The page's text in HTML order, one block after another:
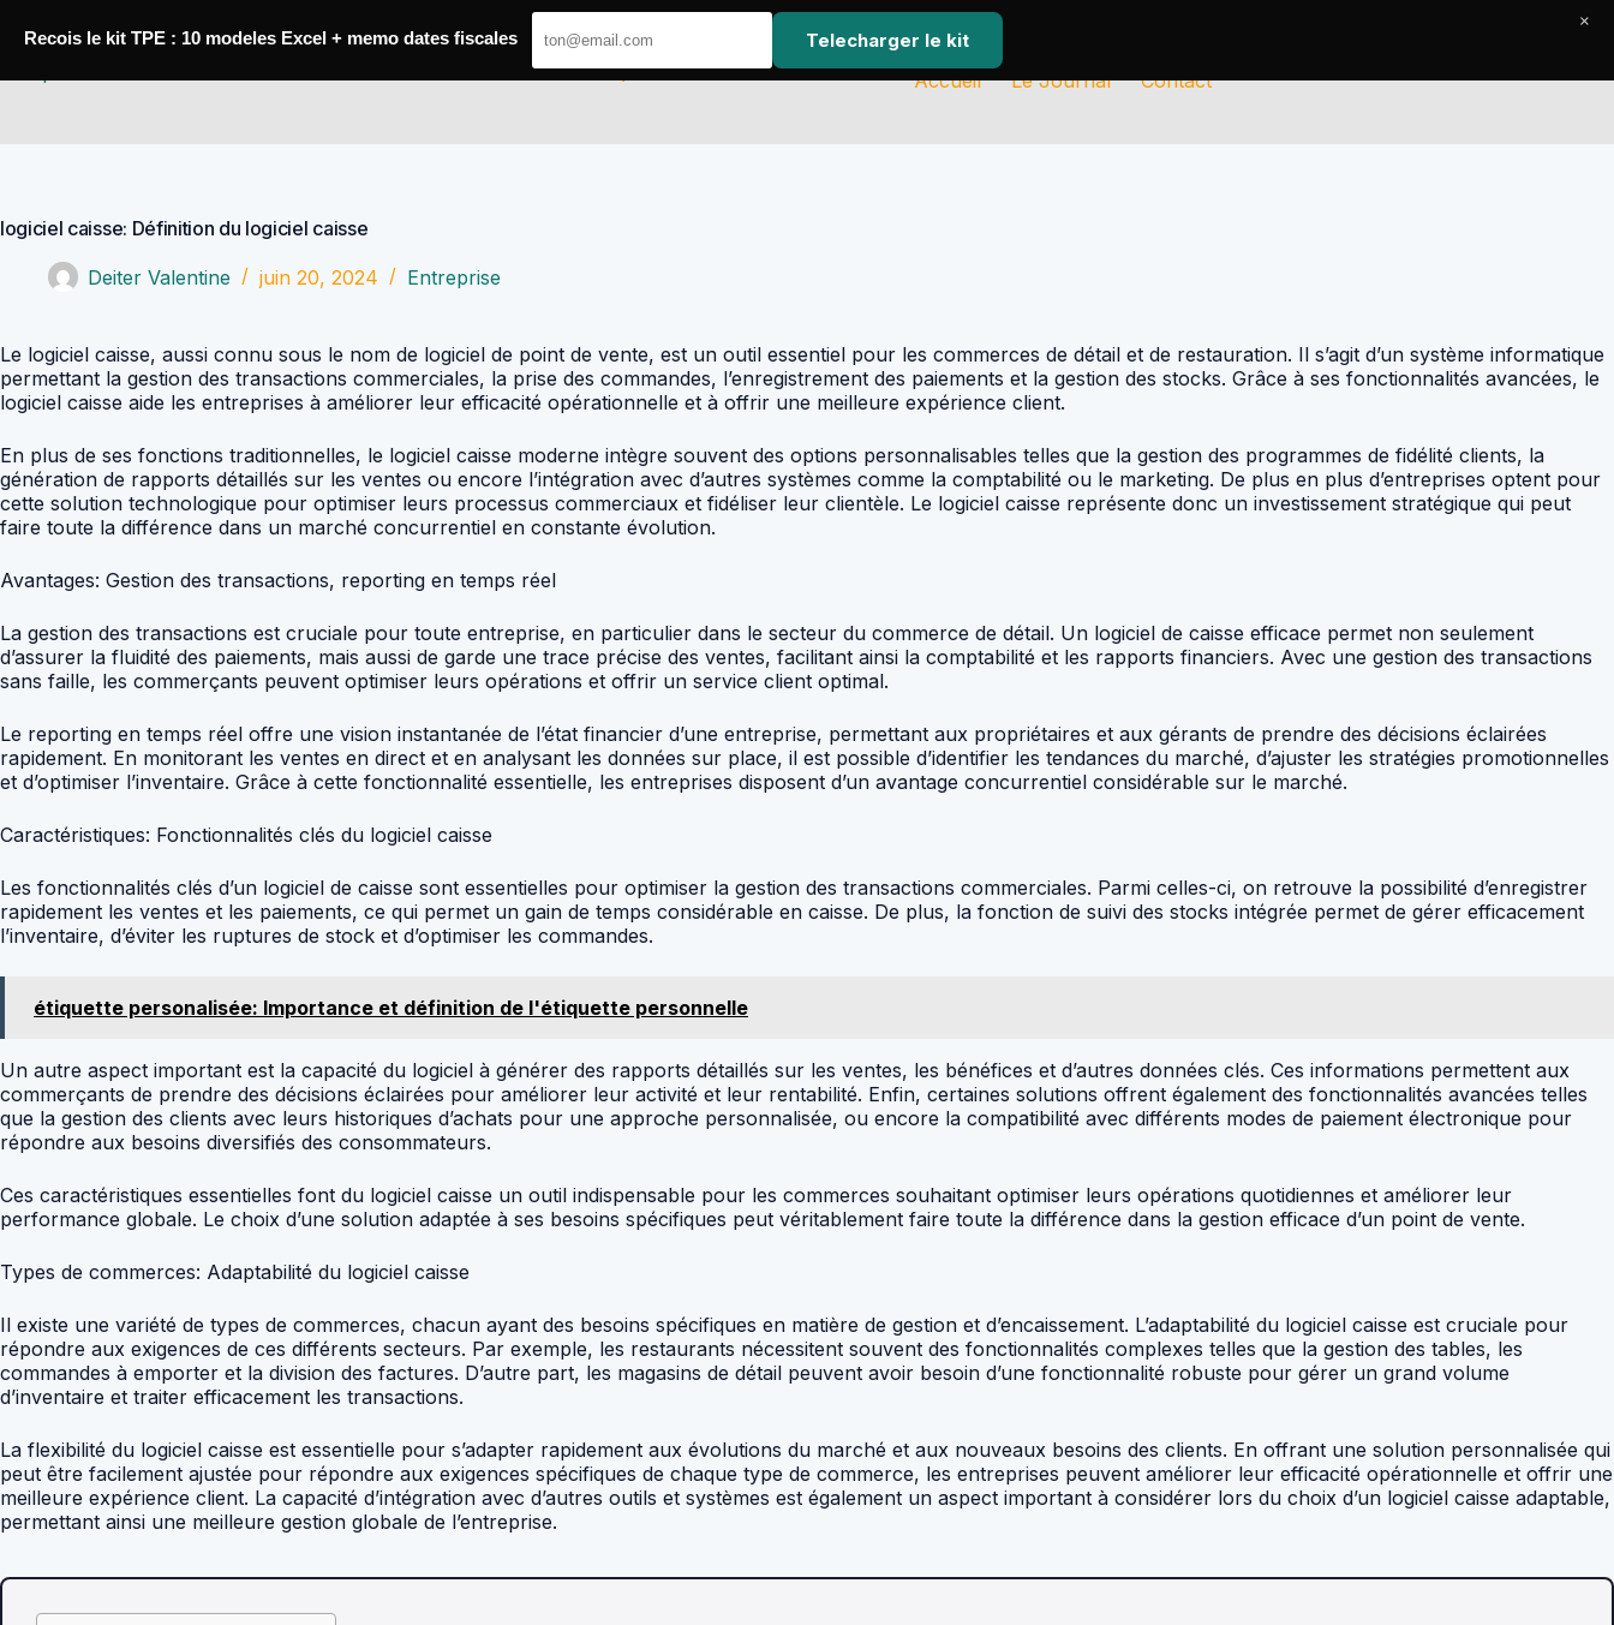
Accueil Le Journal Contact
logiciel caisse: Définition du logiciel caisse
Deiter Valentine juin 20, 2024 Entreprise
Le logiciel caisse, aussi connu sous le nom de logiciel de point de vente, est un outil essentiel pour les commerces de détail et de restauration. Il s’agit d’un système informatique
permettant la gestion des transactions commerciales, la prise des commandes, l’enregistrement des paiements et la gestion des stocks. Grâce à ses fonctionnalités avancées, le
logiciel caisse aide les entreprises à améliorer leur efficacité opérationnelle et à offrir une meilleure expérience client.
En plus de ses fonctions traditionnelles, le logiciel caisse moderne intègre souvent des options personnalisables telles que la gestion des programmes de fidélité clients, la
génération de rapports détaillés sur les ventes ou encore l’intégration avec d’autres systèmes comme la comptabilité ou le marketing. De plus en plus d’entreprises optent pour
cette solution technologique pour optimiser leurs processus commerciaux et fidéliser leur clientèle. Le logiciel caisse représente donc un investissement stratégique qui peut
faire toute la différence dans un marché concurrentiel en constante évolution.
Avantages: Gestion des transactions, reporting en temps réel
La gestion des transactions est cruciale pour toute entreprise, en particulier dans le secteur du commerce de détail. Un logiciel de caisse efficace permet non seulement
d’assurer la fluidité des paiements, mais aussi de garde une trace précise des ventes, facilitant ainsi la comptabilité et les rapports financiers. Avec une gestion des transactions
sans faille, les commerçants peuvent optimiser leurs opérations et offrir un service client optimal.
Le reporting en temps réel offre une vision instantanée de l’état financier d’une entreprise, permettant aux propriétaires et aux gérants de prendre des décisions éclairées
rapidement. En monitorant les ventes en direct et en analysant les données sur place, il est possible d’identifier les tendances du marché, d’ajuster les stratégies promotionnelles
et d’optimiser l’inventaire. Grâce à cette fonctionnalité essentielle, les entreprises disposent d’un avantage concurrentiel considérable sur le marché.
Caractéristiques: Fonctionnalités clés du logiciel caisse
Les fonctionnalités clés d’un logiciel de caisse sont essentielles pour optimiser la gestion des transactions commerciales. Parmi celles-ci, on retrouve la possibilité d’enregistrer
rapidement les ventes et les paiements, ce qui permet un gain de temps considérable en caisse. De plus, la fonction de suivi des stocks intégrée permet de gérer efficacement
l’inventaire, d’éviter les ruptures de stock et d’optimiser les commandes.
étiquette personalisée: Importance et définition de l'étiquette personnelle
Un autre aspect important est la capacité du logiciel à générer des rapports détaillés sur les ventes, les bénéfices et d’autres données clés. Ces informations permettent aux
commerçants de prendre des décisions éclairées pour améliorer leur activité et leur rentabilité. Enfin, certaines solutions offrent également des fonctionnalités avancées telles
que la gestion des clients avec leurs historiques d’achats pour une approche personnalisée, ou encore la compatibilité avec différents modes de paiement électronique pour
répondre aux besoins diversifiés des consommateurs.
Ces caractéristiques essentielles font du logiciel caisse un outil indispensable pour les commerces souhaitant optimiser leurs opérations quotidiennes et améliorer leur
performance globale. Le choix d’une solution adaptée à ses besoins spécifiques peut véritablement faire toute la différence dans la gestion efficace d’un point de vente.
Types de commerces: Adaptabilité du logiciel caisse
Il existe une variété de types de commerces, chacun ayant des besoins spécifiques en matière de gestion et d’encaissement. L’adaptabilité du logiciel caisse est cruciale pour
répondre aux exigences de ces différents secteurs. Par exemple, les restaurants nécessitent souvent des fonctionnalités complexes telles que la gestion des tables, les
commandes à emporter et la division des factures. D’autre part, les magasins de détail peuvent avoir besoin d’une fonctionnalité robuste pour gérer un grand volume
d’inventaire et traiter efficacement les transactions.
La flexibilité du logiciel caisse est essentielle pour s’adapter rapidement aux évolutions du marché et aux nouveaux besoins des clients. En offrant une solution personnalisée qui
peut être facilement ajustée pour répondre aux exigences spécifiques de chaque type de commerce, les entreprises peuvent améliorer leur efficacité opérationnelle et offrir une
meilleure expérience client. La capacité d’intégration avec d’autres outils et systèmes est également un aspect important à considérer lors du choix d’un logiciel caisse adaptable,
permettant ainsi une meilleure gestion globale de l’entreprise.
Recois le kit TPE : 10 modeles Excel + memo dates fiscales Telecharger le kit
×